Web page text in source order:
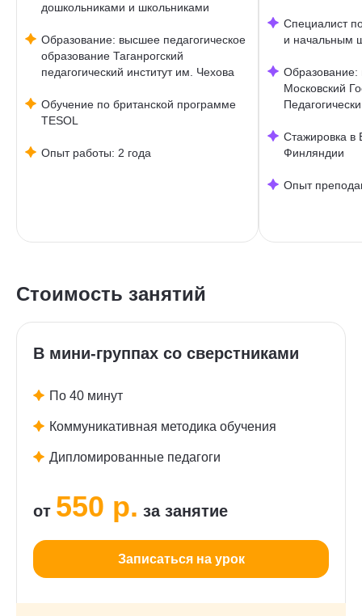
дошкольниками и школьниками
Образование: высшее педагогическое
образование Таганрогский
педагогический институт им. Чехова
Обучение по британской программе
TESOL
Опыт работы: 2 года
Специалист
и начальным
Образование:
Московский
Стажировка в
Финляндии
Опыт
Стоимость занятий
В мини-группах со сверстниками
По 40 минут
Коммуникативная методика обучения
Дипломированные педагоги
от 550 р. за занятие
Записаться на урок